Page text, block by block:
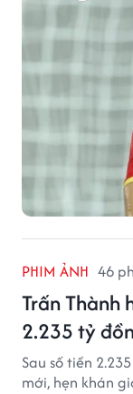
PHIM ẢNH 46
Trấn Thành
2.235 tỷ
Sau số tiền
mới, hẹn khán